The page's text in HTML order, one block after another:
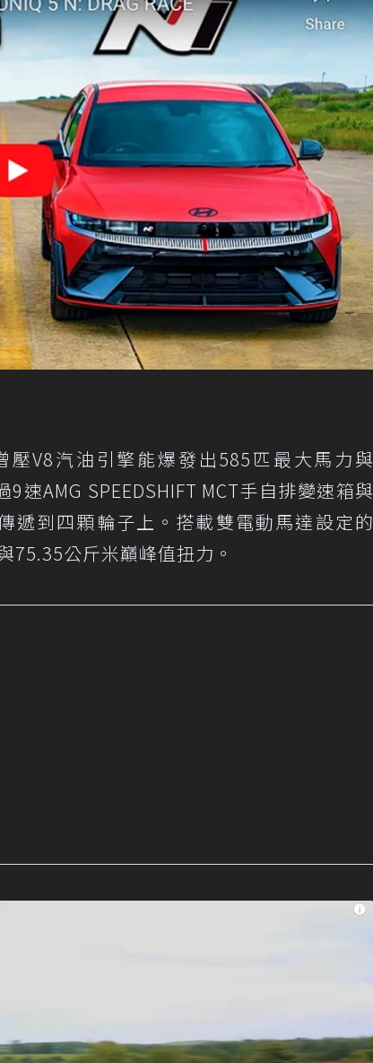
壓V8汽油引擎能爆發出585匹最大馬力與
AMG SPEEDSHIFT MCT手自排變速箱與
遞到四顆輪子上。搭載雙電動馬達設定的
公斤米巔峰值扭力。